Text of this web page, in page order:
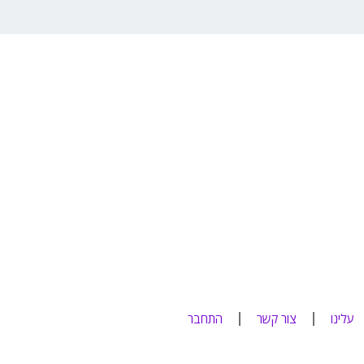
עלינו צור קשר התחבר